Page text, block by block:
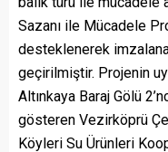
Sazanı ile Mücadele
desteklenerek
geçirilmiştir. Projenin
Altınkaya Baraj Gölü
gösteren Vezirköprü
Köyleri Su Ürünleri